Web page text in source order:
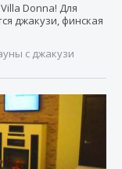
Donna! Для
джакузи, финская
с джакузи